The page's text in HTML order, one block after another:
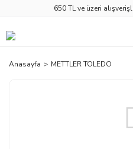
650 TL ve üzeri
Anasayfa METTLER TOLEDO